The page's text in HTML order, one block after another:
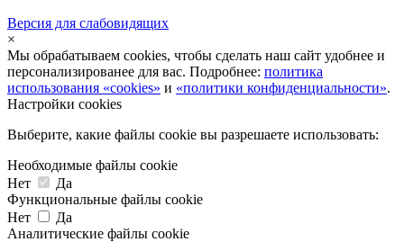
Версия для слабовидящих
×
Мы обрабатываем cookies, чтобы сделать наш сайт удобнее и
персонализированее для вас. Подробнее: политика
использования «cookies» и «политики конфиденциальности».
Настройки cookies
Выберите, какие файлы cookie вы разрешаете использовать:
Необходимые файлы cookie
Нет
Да
Функциональные файлы cookie
Нет
Да
Аналитические файлы cookie